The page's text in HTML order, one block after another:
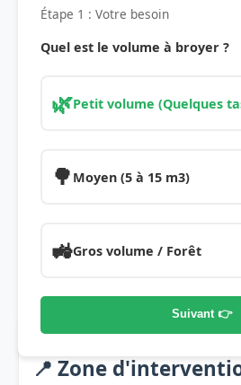
Étape 1 : Votre besoin
Quel est le volume à broyer ?
🌿Petit volume (Quelques
🌳 Moyen (5 à 15 m3)
🚜Gros volume / Forêt
Suivant 👉
📍 Zone